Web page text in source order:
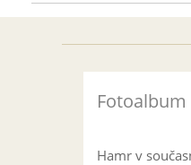
Fotoalbum
Hamr v